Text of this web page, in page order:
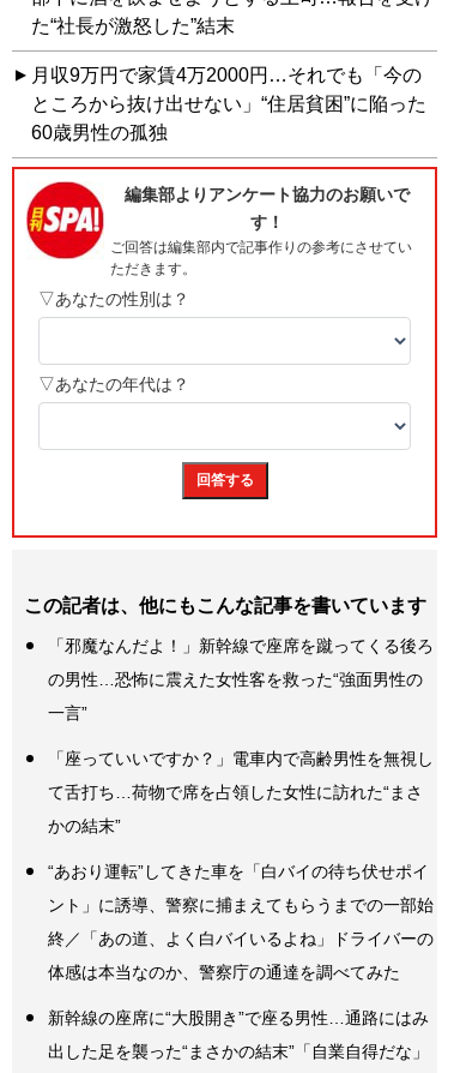
た“社長が激怒した”結末
月収9万円で家賃4万2000円…それでも「今の
ところから抜け出せない」“住居貧困”に陥った
60歳男性の孤独
この記者は、他にもこんな記事を書いています
「邪魔なんだよ！」新幹線で座席を蹴ってくる後ろ
の男性…恐怖に震えた女性客を救った“強面男性の
一言”
「座っていいですか？」電車内で高齢男性を無視し
て舌打ち…荷物で席を占領した女性に訪れた“まさ
かの結末”
“あおり運転”してきた車を「白バイの待ち伏せポイ
ント」に誘導、警察に捕まえてもらうまでの一部始
終／「あの道、よく白バイいるよね」ドライバーの
体感は本当なのか、警察庁の通達を調べてみた
新幹線の座席に“大股開き”で座る男性…通路にはみ
出した足を襲った“まさかの結末”「自業自得だな」